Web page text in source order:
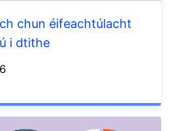
chun éifeachtúlacht
i dtithe
6